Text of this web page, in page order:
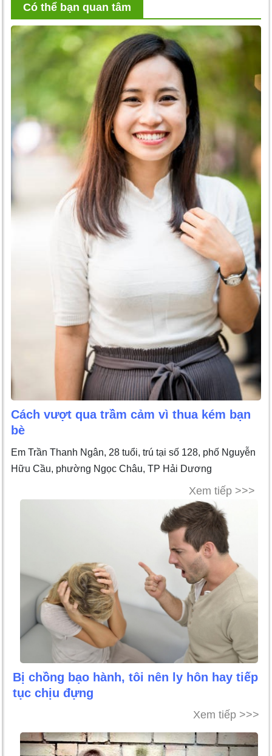
Có thể bạn quan tâm
Cách vượt qua trầm cảm vì thua kém bạn
bè
Em Trần Thanh Ngân, 28 tuổi, trú tại số 128, phố Nguyễn
Hữu Cầu, phường Ngọc Châu, TP Hải Dương
Xem tiếp >>>
Bị chồng bạo hành, tôi nên ly hôn hay tiếp
tục chịu đựng
Xem tiếp >>>